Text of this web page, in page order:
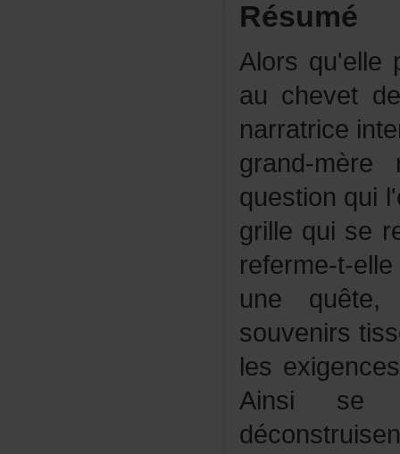
Résumé
grand-
referme-t-